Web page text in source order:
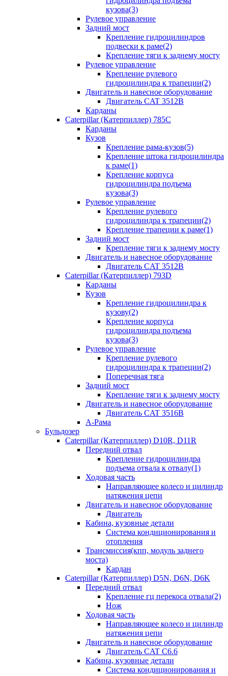
кузова(3)
Рулевое управление
Задний мост
Крепление гидроцилиндров
подвески к раме(2)
Крепление тяги к заднему мосту
Рулевое управление
Крепление рулевого
гидроцилиндра к трапеции(2)
Двигатель и навесное оборудование
Двигатель CAT 3512B
Карданы
Caterpillar (Катерпиллер) 785C
Карданы
Кузов
Крепление рама-кузов(5)
Крепление штока гидроцилиндра
к раме(1)
Крепление корпуса
гидроцилиндра подъема
кузова(3)
Рулевое управление
Крепление рулевого
гидроцилиндра к трапеции(2)
Крепление трапеции к раме(1)
Задний мост
Крепление тяги к заднему мосту
Двигатель и навесное оборудование
Двигатель CAT 3512B
Caterpillar (Катерпиллер) 793D
Карданы
Кузов
Крепление гидроцилиндра к
кузову(2)
Крепление корпуса
гидроцилиндра подъема
кузова(3)
Рулевое управление
Крепление рулевого
гидроцилиндра к трапеции(2)
Поперечная тяга
Задний мост
Крепление тяги к заднему мосту
Двигатель и навесное оборудование
Двигатель CAT 3516B
А-Рама
Бульдозер
Caterpillar (Катерпиллер) D10R, D11R
Передний отвал
Крепление гидроцилиндра
подъема отвала к отвалу(1)
Ходовая часть
Направляющее колесо и цилиндр
натяжения цепи
Двигатель и навесное оборудование
Двигатель
Кабина, кузовные детали
Система кондиционирования и
отопления
Трансмиссия(кпп, модуль заднего
моста)
Кардан
Caterpillar (Катерпиллер) D5N, D6N, D6K
Передний отвал
Крепление гц перекоса отвала(2)
Нож
Ходовая часть
Направляющее колесо и цилиндр
натяжения цепи
Двигатель и навесное оборудование
Двигатель CAT C6.6
Кабина, кузовные детали
Система кондиционирования и